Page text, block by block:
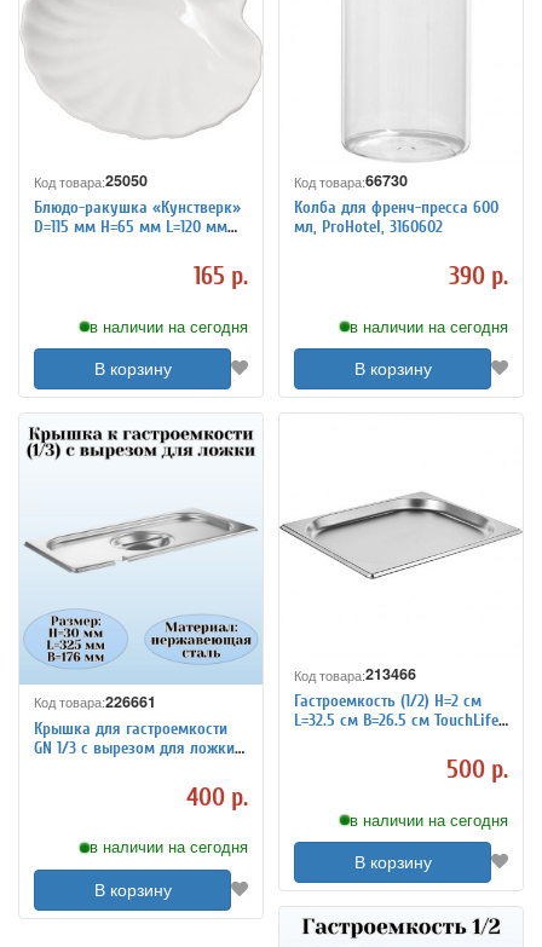
Код товара:25050
Блюдо-ракушка «Кунстверк»
D=115 мм H=65 мм L=120 мм
165 р.
в наличии на сегодня
В корзину
Код товара:66730
Колба для френч-пресса 600
мл, ProHotel, 3160602
390 р.
в наличии на сегодня
В корзину
Код товара:226661
Крышка для гастроемкости
GN 1/3 с вырезом для ложки
400 р.
в наличии на сегодня
В корзину
Код товара:213466
Гастроемкость (1/2) H=2 см
L=32.5 см B=26.5 см TouchLife
500 р.
в наличии на сегодня
В корзину